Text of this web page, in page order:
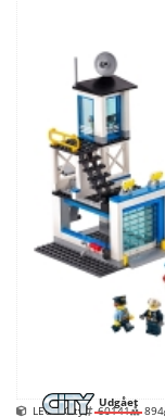
Udgået
LEGO City 60141 894